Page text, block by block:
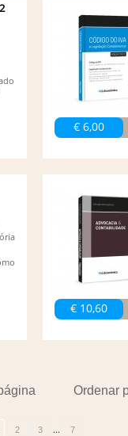
€ 6,00
€ 10,60
Ordenar
2 3 ... 7